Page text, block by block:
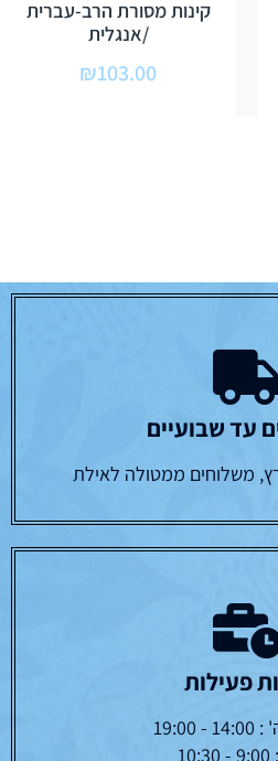
קינות מסורת הרב-עברית
/אנגלית
₪103.00
עד שבועיים
משלוחים ממטולה לאילת
פעילות